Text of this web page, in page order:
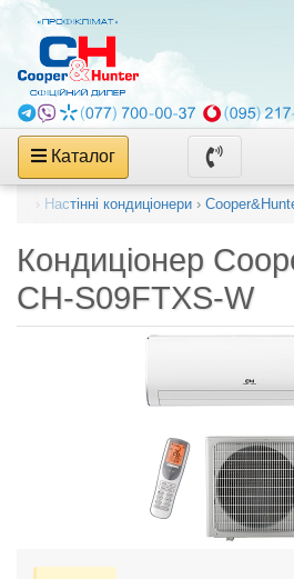
Каталог
Настінні кондиціонери ›
Кондиціонер
CH-S09FTXS-W